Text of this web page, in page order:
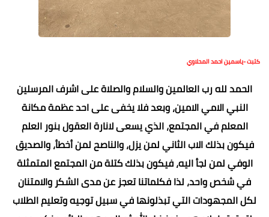
كتبت -ياسمين احمد المحلاوي
الحمد لله رب العالمين والسلام والصلاة على اشرف المرسلين
النبي الامي الامين، وبعد فلا يخفى على احد عظمة مكانة
المعلم في المجتمع، الذي يسعى لانارة العقول بنور العلم
فيكون بذلك الاب الثاني لمن يزل، والناصح لمن أخطأ، والصديق
الوفي لمن لجأ اليه، فيكون بذلك كتلة من المجتمع المتمثلة
في شخص واحد، لذا فكلماتنا تعجز عن مدى الشكر والامتنان
لكل المجهودات التي تبذلونها في سبيل توجيه وتعليم الطلاب